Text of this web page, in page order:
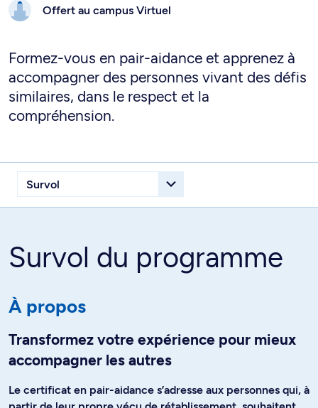
Offert au campus Virtuel
Formez-vous en pair-aidance et apprenez à
accompagner des personnes vivant des défis
similaires, dans le respect et la
compréhension.
Survol du programme
À propos
Transformez votre expérience pour mieux
accompagner les autres
Le certificat en pair-aidance s’adresse aux personnes qui, à